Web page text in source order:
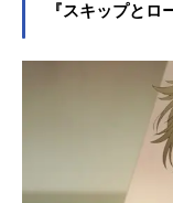
『スキップとロ